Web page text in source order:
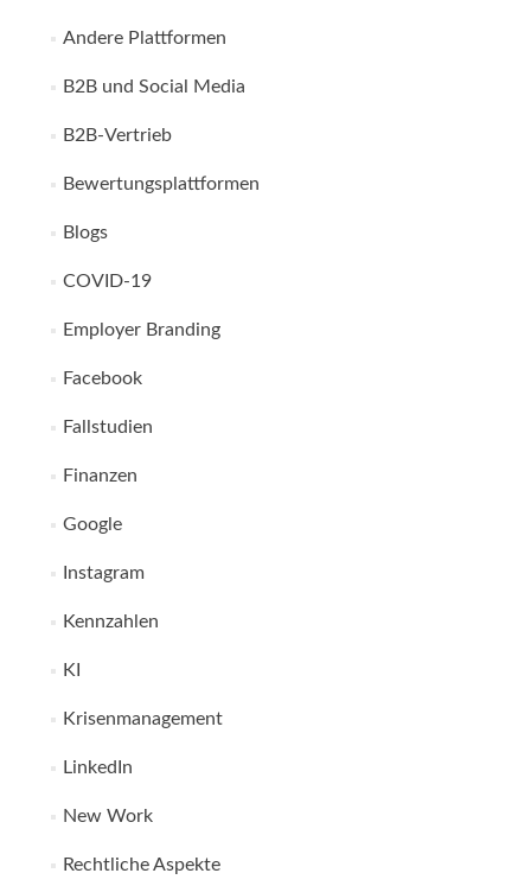
Andere Plattformen
B2B und Social Media
B2B-Vertrieb
Bewertungsplattformen
Blogs
COVID-19
Employer Branding
Facebook
Fallstudien
Finanzen
Google
Instagram
Kennzahlen
KI
Krisenmanagement
LinkedIn
New Work
Rechtliche Aspekte